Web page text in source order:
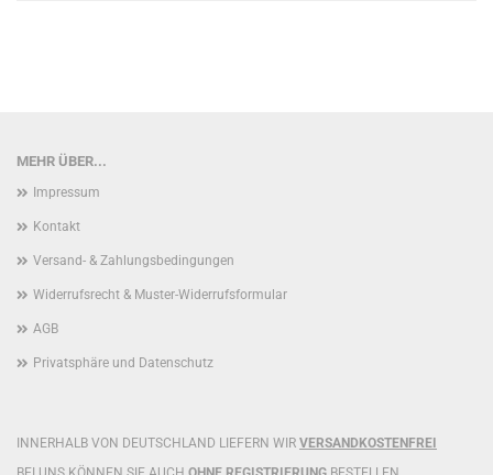
MEHR ÜBER...
Impressum
Kontakt
Versand- & Zahlungsbedingungen
Widerrufsrecht & Muster-Widerrufsformular
AGB
Privatsphäre und Datenschutz
INNERHALB VON DEUTSCHLAND LIEFERN WIR VERSANDKOSTENFREI